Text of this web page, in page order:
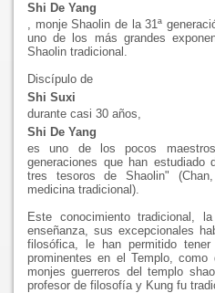
Shi De Yang
, monje Shaolin de la 31ª
uno de los más grandes
Shaolin tradicional.
Discípulo de
Shi Suxi
durante casi 30 años,
Shi De Yang
es uno de los pocos
generaciones que han estudiado
tres tesoros de Shaolin"
medicina tradicional).
Este conocimiento tradicional,
enseñanza, sus excepcionales
filosófica, le han permitido
prominentes en el Templo,
monjes guerreros del templo
profesor de filosofía y Kung fu